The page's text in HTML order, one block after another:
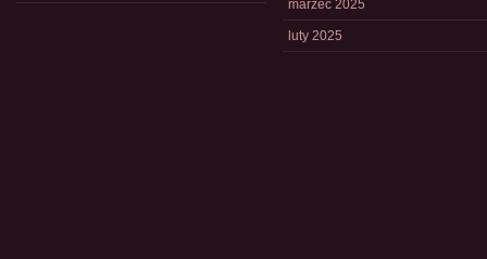
marzec 2025
luty 2025